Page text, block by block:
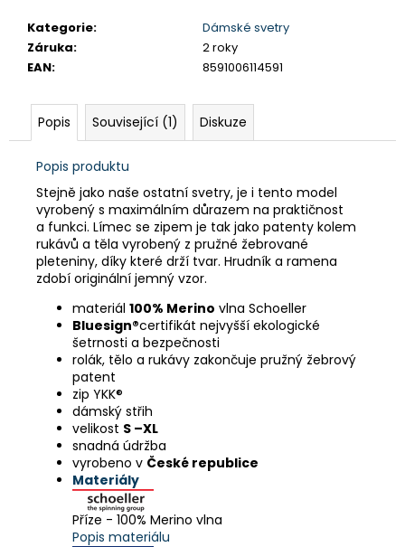
Kategorie:
Dámské svetry
Záruka:
2 roky
EAN: 8591006114591
Popis Související (1) Diskuze
Popis produktu
Stejně jako naše ostatní svetry, je i tento model
vyrobený s maximálním důrazem na praktičnost
a funkci. Límec se zipem je tak jako patenty kolem
rukávů a těla vyrobený z pružné žebrované
pleteniny, díky které drží tvar. Hrudník a ramena
zdobí originální jemný vzor.
materiál 100% Merino vlna Schoeller
Bluesign®certifikát nejvyšší ekologické
šetrnosti a bezpečnosti
rolák, tělo a rukávy zakončuje pružný žebrový
patent
zip YKK®
dámský střih
velikost S –XL
snadná údržba
vyrobeno v České republice
Materiály
Příze - 100% Merino vlna
Popis materiálu
DÁMSKÉ
KRAŤASY
GTS
606211
750
Původně:
590